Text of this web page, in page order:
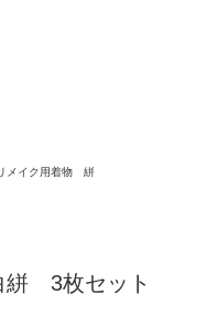
メイク用着物 絣
3枚セット